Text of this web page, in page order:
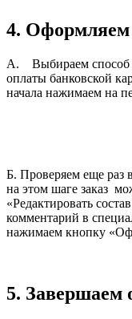
4. Оформляем
А. Выбираем способ
оплаты банковской
начала нажимаем на
Б. Проверяем еще раз
на этом шаге заказ
«Редактировать
комментарий в
нажимаем кнопку
5. Завершаем